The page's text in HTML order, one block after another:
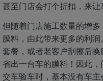
甚至门店会打个折扣，来让
但随着门店施工数量的增
膜料，由此带来更多的利
套餐，或者老客户刮擦后
省出一台车的膜料！因此
交车验车时，基本没有车